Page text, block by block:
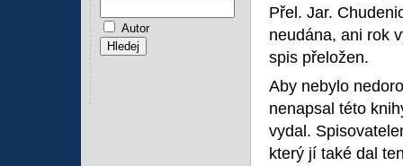
Přel. Jar.
neudána, ani rok
spis přeložen.
Aby nebylo
nenapsal této
vydal.
který jí také dal
Autor